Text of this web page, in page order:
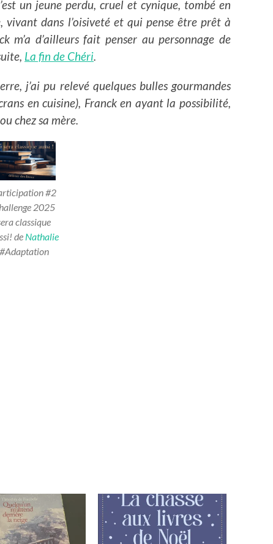
un jeune perdu, cruel et cynique, tombé en
vivant dans l’oisiveté et qui pense être prêt à
m’a d’ailleurs fait penser au personnage de
La fin de Chéri.
j’ai pu relevé quelques bulles gourmandes
en cuisine), Franck en ayant la possibilité,
chez sa mère.
#2
2025
classique
de Nathalie
#Adaptation